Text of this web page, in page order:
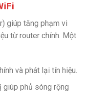
giúp tăng phạm vi
từ router chính. Một
và phát lại tín hiệu.
giúp phủ sóng rộng